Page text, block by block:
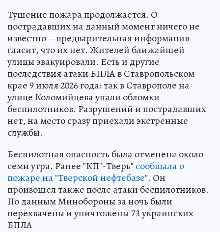
Тушение пожара продолжается. О
пострадавших на данный момент ничего не
известно – предварительная информация
гласит, что их нет. Жителей ближайшей
улицы эвакуировали. Есть и другие
последствия атаки БПЛА в Ставропольском
крае 9 июля 2026 года: так в Ставрополе на
улице Коломийцева упали обломки
беспилотников. Разрушений и пострадавших
нет, на место сразу приехали экстренные
службы.
Беспилотная опасность была отменена около
семи утра. Ранее "КП"-Тверь" сообщала о
пожаре на "Тверской нефтебазе". Он
произошел также после атаки беспилотников.
По данным Минобороны за ночь были
перехвачены и уничтожены 73 украинских
БПЛА